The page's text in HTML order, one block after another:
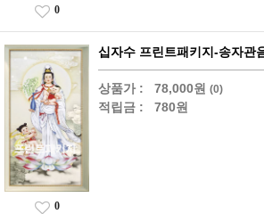
0
십자수 프린트패키지-송자관
상품가 : 78,000원 (0)
적립금 : 780원
0